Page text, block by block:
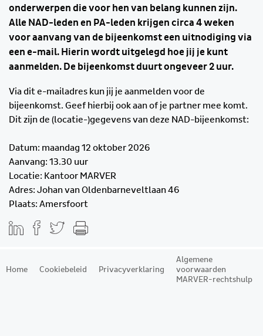
onderwerpen die voor hen van belang kunnen zijn.
Alle NAD-leden en PA-leden krijgen circa 4 weken
voor aanvang van de bijeenkomst een uitnodiging via
een e-mail. Hierin wordt uitgelegd hoe jij je kunt
aanmelden. De bijeenkomst duurt ongeveer 2 uur.
Via dit e-mailadres kun jij je aanmelden voor de
bijeenkomst. Geef hierbij ook aan of je partner mee komt.
Dit zijn de (locatie-)gegevens van deze NAD-bijeenkomst:
Datum: maandag 12 oktober 2026
Aanvang: 13.30 uur
Locatie: Kantoor MARVER
Adres: Johan van Oldenbarneveltlaan 46
Plaats: Amersfoort
Home Cookiebeleid Privacyverklaring
Algemene
voorwaarden
MARVER-rechtshulp